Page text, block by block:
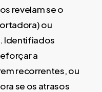
revelam se o
ou
Identifiados
a
recorrentes, ou
se os atrasos